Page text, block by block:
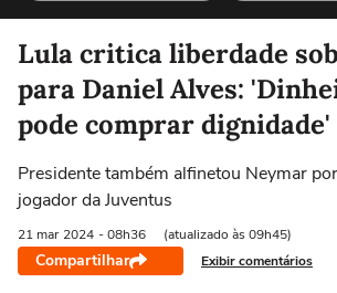
Lula critica liberdade
para Daniel Alves:
pode comprar dignidade'
Presidente também alfinetou Neymar
jogador da Juventus
21 mar 2024 - 08h36 (atualizado às 09h45)
Compartilhar Exibir comentários